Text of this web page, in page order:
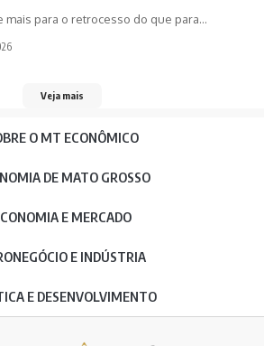
mais para o retrocesso do que para…
Veja mais
O MT ECONÔMICO
DE MATO GROSSO
E MERCADO
E INDÚSTRIA
E DESENVOLVIMENTO